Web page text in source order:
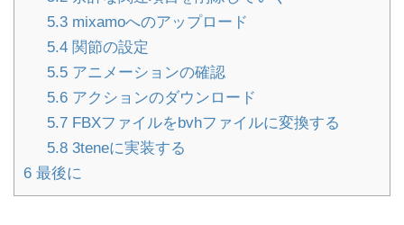
5.3mixamoへのアップロード
5.4関節の設定
5.5アニメーションの確認
5.6アクションのダウンロード
5.7FBXファイルをbvhファイルに変換する
5.83teneに実装する
6 最後に